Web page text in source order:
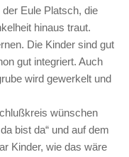
Eule Platsch, die
hinaus traut.
Die Kinder sind gut
gut integriert. Auch
wird gewerkelt und
wünschen
bist da“ und auf dem
Kinder, wie das wäre